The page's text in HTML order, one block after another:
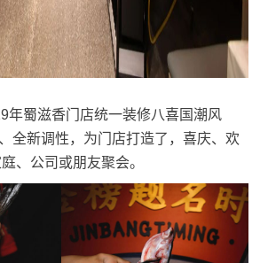
店统一装修八喜国潮风
全新调性，为门店打造了，喜庆、欢
、公司或朋友聚会。